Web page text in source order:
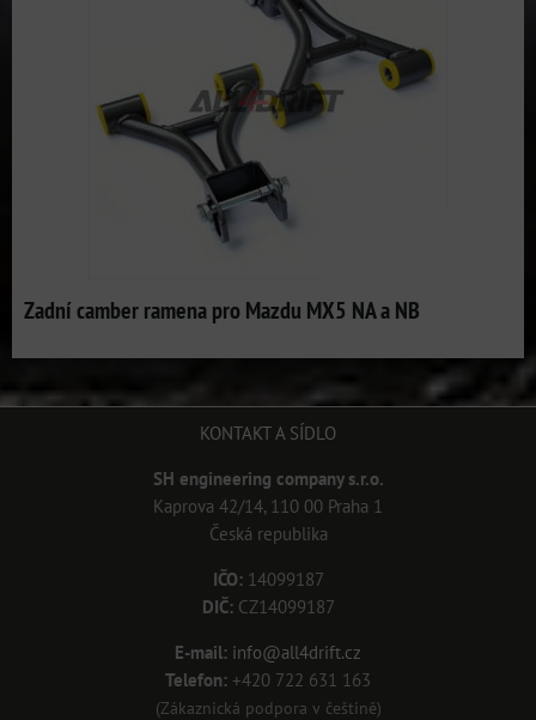
Zadní camber ramena pro Mazdu MX5 NA a NB
KONTAKT A SÍDLO
SH engineering company s.r.o.
Kaprova 42/14, 110 00 Praha 1
Česká republika
IČO:14099187
DIČ:CZ14099187
E-mail: info@all4drift.cz
Telefon: +420 722 631 163
(Zákaznická podpora v češtině)